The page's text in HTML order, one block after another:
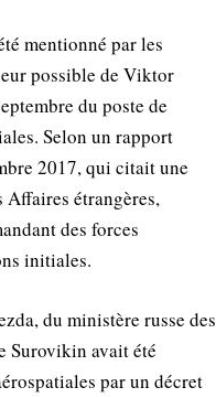
mentionné par les
possible de Viktor
du poste de
Selon un rapport
2017, qui citait une
Affaires étrangères,
des forces
initiales.
du ministère russe des
Surovikin avait été
par un décret